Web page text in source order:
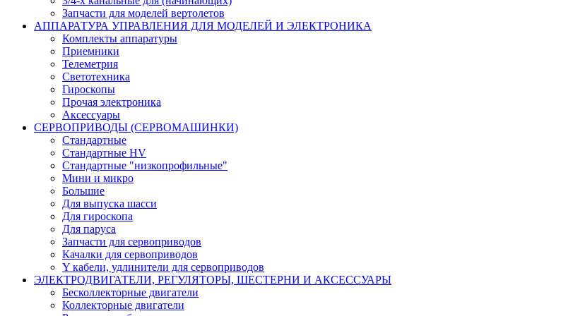
Запчасти для моделей вертолетов
АППАРАТУРА УПРАВЛЕНИЯ ДЛЯ МОДЕЛЕЙ И ЭЛЕКТРОНИКА
Комплекты аппаратуры
Приемники
Телеметрия
Светотехника
Гироскопы
Прочая электроника
Аксессуары
СЕРВОПРИВОДЫ (СЕРВОМАШИНКИ)
Стандартные
Стандартные HV
Стандартные "низкопрофильные"
Мини и микро
Большие
Для выпуска шасси
Для гироскопа
Для паруса
Запчасти для сервоприводов
Качалки для сервоприводов
Y кабели, удлинители для сервоприводов
ЭЛЕКТРОДВИГАТЕЛИ, РЕГУЛЯТОРЫ, ШЕСТЕРНИ И АКСЕССУАРЫ
Бесколлекторные двигатели
Коллекторные двигатели